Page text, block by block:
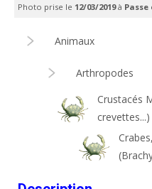
Photo prise le 12/03/2019à Passe
Animaux
Arthropodes
Crustacés
crevettes...)